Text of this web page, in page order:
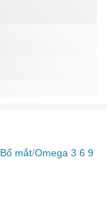
Bổ mắt Omega 3 6 9